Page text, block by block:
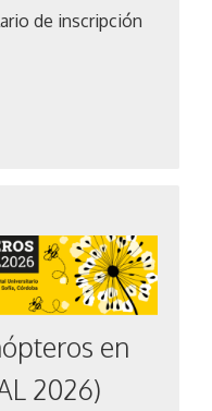
de inscripción
en
2026)